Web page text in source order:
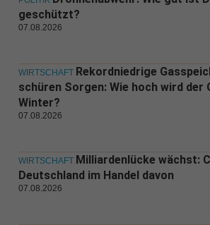
geschützt?
07.08.2026
WIRTSCHAFT Rekordniedrige
schüren Sorgen: Wie hoch wird der
Winter?
07.08.2026
WIRTSCHAFT Milliardenlücke wächst:
Deutschland im Handel davon
07.08.2026